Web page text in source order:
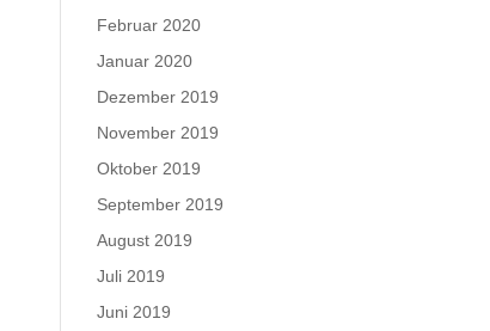
Februar 2020
Januar 2020
Dezember 2019
November 2019
Oktober 2019
September 2019
August 2019
Juli 2019
Juni 2019